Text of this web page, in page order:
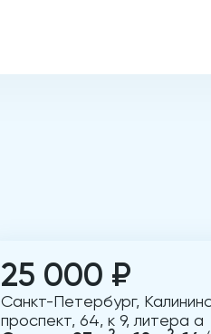
25 000 ₽
Санкт-Петербург,
проспект, 64, к 9, литера а